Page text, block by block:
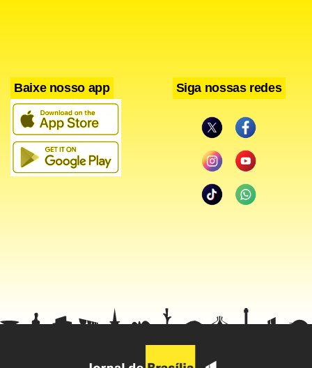
Após ver sua transferência para o Besiktas da Turquia
acabar falhando, Victor Valdés espera que sua situação no
Manchester United seja resolvida o quanto antes para
poder voltar a atuar e conquistar seu espaço em alguma
Baixe nosso app Siga nossas redes